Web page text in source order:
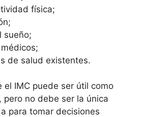
física;
sueño;
de salud existentes.
el IMC puede ser útil como
no debe ser la única
para tomar decisiones